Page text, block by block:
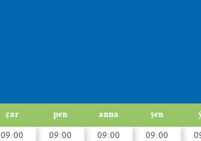
çar pen anna şen
09:00
09:00
09:00
09:00